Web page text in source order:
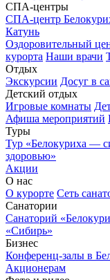
СПА-центры
СПА-центр
Катунь
Оздоровительный
курорта Наши врачи
Отдых
Экскурсии Досуг в
Детский отдых
Игровые комнаты
Афиша мероприятий
Туры
Тур «Белокуриха —
здоровью»
Акции
О нас
О курорте Сеть
Санатории
Санаторий
«Сибирь»
Бизнес
Конференц-залы в
Акционерам